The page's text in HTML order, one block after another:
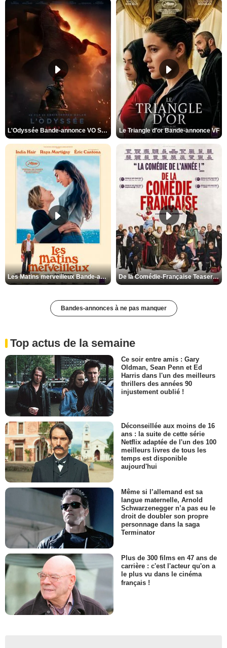
L'Odyssée Bande-annonce VO STFR Le Triangle d'or Bande-annonce VF
Les Matins merveilleux Bande-annonce VF De la Comédie-Française Teaser VF
Bandes-annonces à ne pas manquer
Top actus de la semaine
Ce soir entre amis : Gary
Oldman, Sean Penn et Ed
Harris dans l'un des meilleurs
thrillers des années 90
injustement oublié !
Déconseillée aux moins de 16
ans : la suite de cette série
Netflix adaptée de l'un des 100
meilleurs livres de tous les
temps est disponible
aujourd'hui
Même si l’allemand est sa
langue maternelle, Arnold
Schwarzenegger n’a pas eu le
droit de doubler son propre
personnage dans la saga
Terminator
Plus de 300 films en 47 ans de
carrière : c'est l'acteur qu'on a
le plus vu dans le cinéma
français !